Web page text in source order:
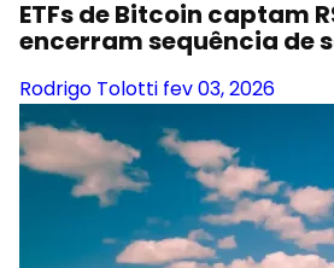
ETFs de Bitcoin captam
encerram sequência de
Rodrigo Tolotti fev 03, 2026